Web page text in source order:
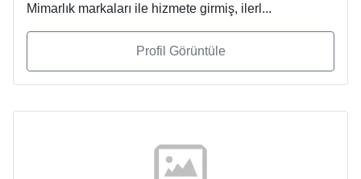
Mimarlık markaları ile hizmete girmiş, ilerl...
Profil Görüntüle